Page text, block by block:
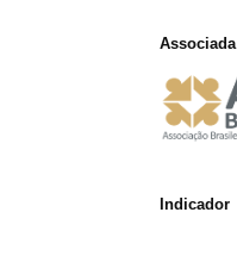
Associada
Indicador